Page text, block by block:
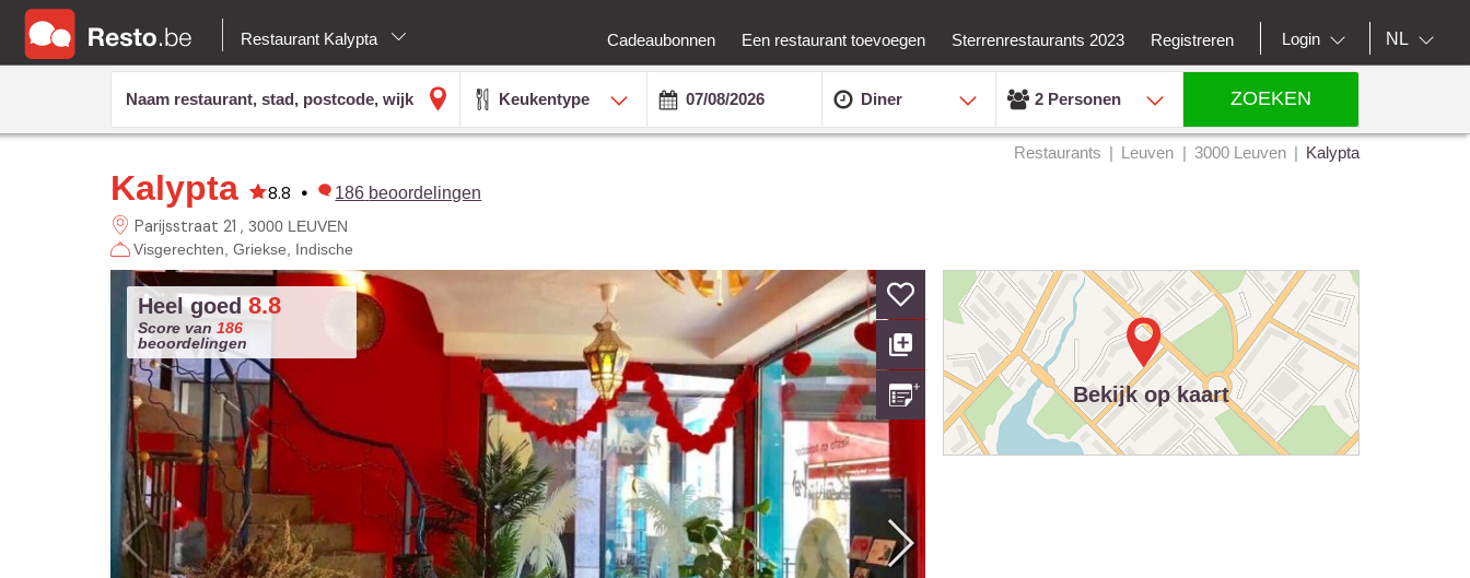
Restaurant Kalypta Cadeaubonnen Een restaurant toevoegen Sterrenrestaurants 2023 Registreren Login NL
Keukentype Diner 2 Personen ZOEKEN
Restaurants Leuven 3000 Leuven Kalypta
Kalypta 8.8 • 186 beoordelingen
Parijsstraat 21
3000 LEUVEN
Visgerechten Griekse Indische
Heel goed 8.8
Score van 186
beoordelingen
Bekijk op kaart